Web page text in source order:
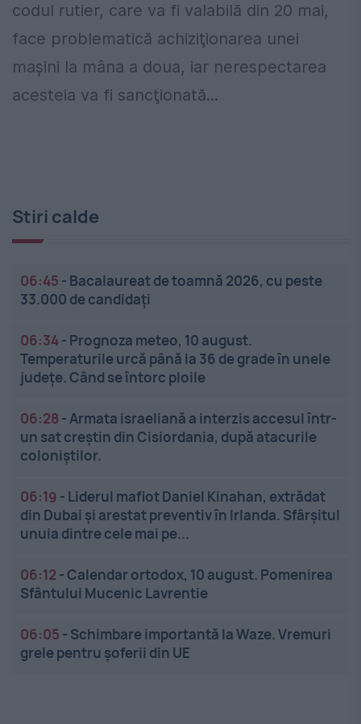
codul rutier, care va fi valabilă din 20 mai,
face problematică achiziţionarea unei
mașini la mâna a doua, iar nerespectarea
acesteia va fi sancţionată...
Stiri calde
06:45 - Bacalaureat de toamnă 2026, cu peste
33.000 de candidați
06:34- Prognoza meteo, 10 august.
Temperaturile urcă până la 36 de grade în unele
județe. Când se întorc ploile
06:28 -Armata israeliană a interzis accesul într-
un sat creștin din Cisiordania, după atacurile
coloniștilor.
06:19 - Liderul mafiot Daniel Kinahan, extrădat
din Dubai și arestat preventiv în Irlanda. Sfârșitul
unuia dintre cele mai pe...
06:12 -Calendar ortodox, 10 august. Pomenirea
Sfântului Mucenic Lavrentie
06:05 - Schimbare importantă la Waze. Vremuri
grele pentru șoferii din UE